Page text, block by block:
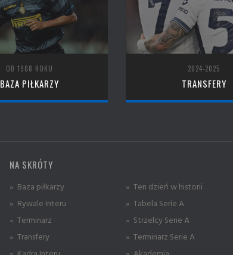
OD 1908 ROKU
BAZA PIŁKARZY
2024-2025
TRANSFERY
NA SKRÓTY
» Baza piłkarzy
» Rywale Interu
» Terminarz
» Transfery
» Ten dzień w historii
» Tabela Serie A
» Strzelcy Serie A
» Terminarz Serie A